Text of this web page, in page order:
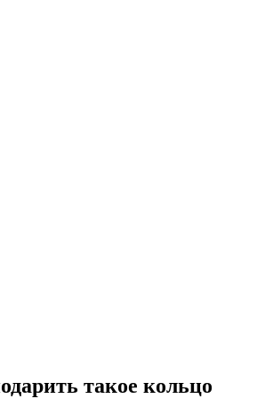
такое кольцо